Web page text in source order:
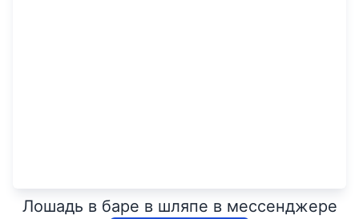
Лошадь в баре в шляпе в мессенджере